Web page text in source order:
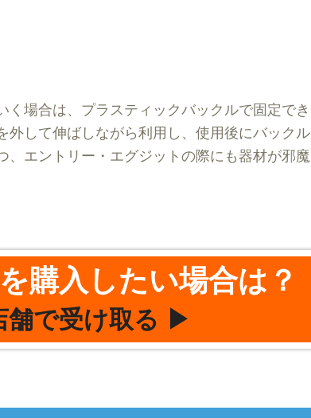
場合は、プラスティックバックルで固定でき
外して伸ばしながら利用し、使用後にバックル
、エントリー・エグジットの際にも器材が邪魔
購入したい場合は？
舗で受け取る ▶